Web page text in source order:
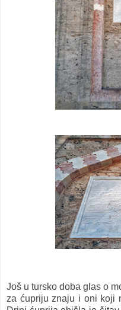
Još u tursko doba glas o
za ćupriju znaju i oni koji